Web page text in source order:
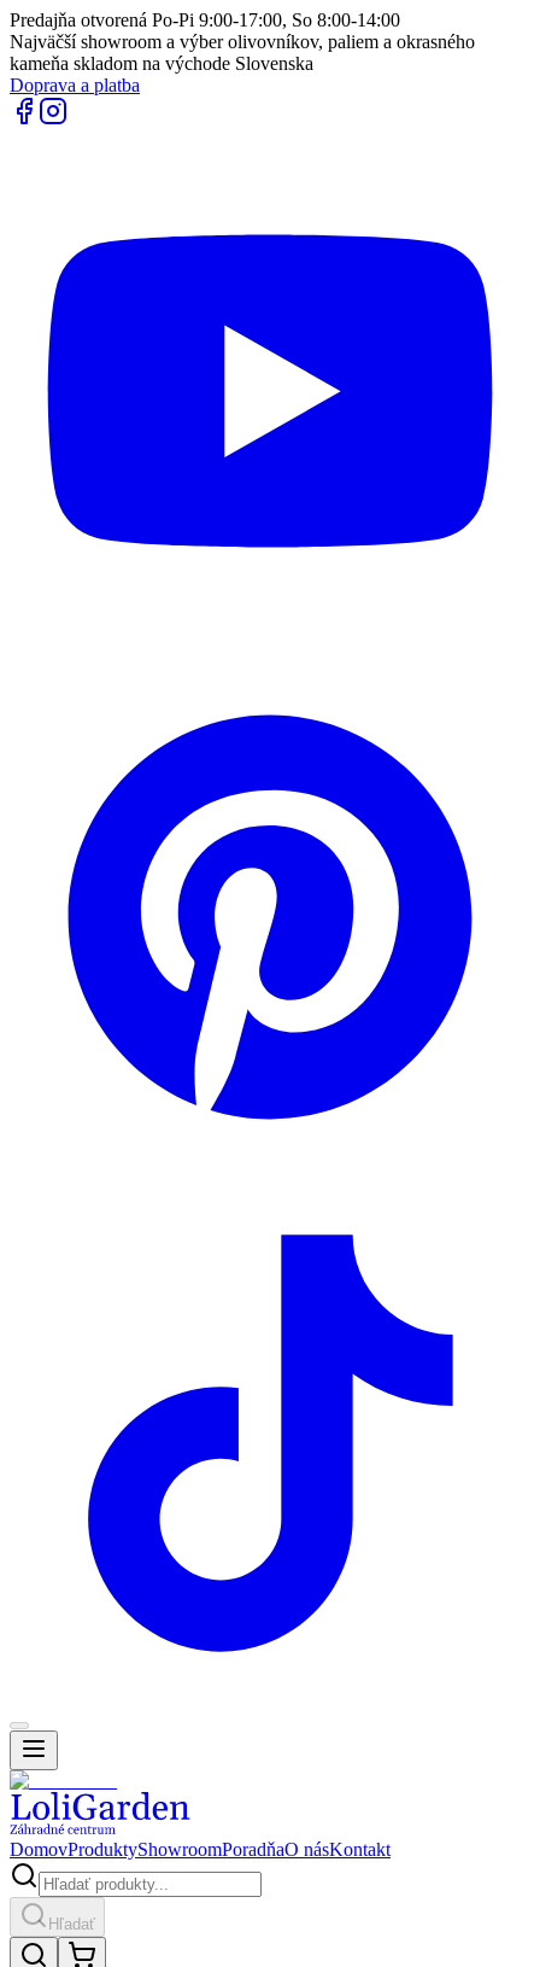
Predajňa otvorená Po-Pi 9:00-17:00, So 8:00-14:00
Najväčší showroom a výber olivovníkov, paliem a okrasného
kameňa skladom na východe Slovenska
Doprava a platba
DomovProduktyShowroomPoradňaO násKontakt
Hľadať